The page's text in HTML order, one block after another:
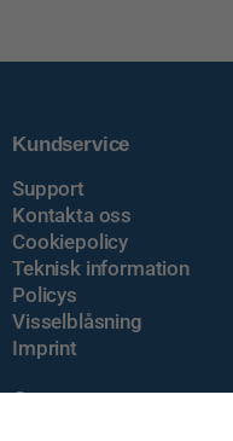
Kundservice
Support
Kontakta oss
Cookiepolicy
Teknisk information
Policys
Visselblåsning
Imprint
Om oss